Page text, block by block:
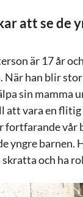
att se de
är 17 år
När han blir
sin mamma
att vara en flitig
fortfarande vår
yngre barnen.
skratta och ha